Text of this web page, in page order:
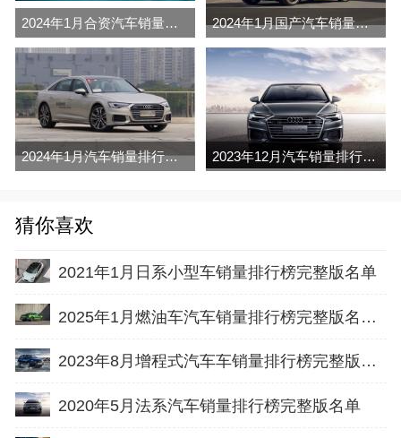
2024年1月合资汽车销量排行榜完整版名单(零售量 2024年1月国产汽车销量排行榜完整版名单(零售量
2024年1月汽车销量排行榜完整版名单(零售量 2023年12月汽车销量排行榜完整版名单(零售量
猜你喜欢
2021年1月日系小型车销量排行榜完整版名单
2025年1月燃油车汽车销量排行榜完整版名单(零售量
2023年8月增程式汽车车销量排行榜完整版名单(批发量
2020年5月法系汽车销量排行榜完整版名单